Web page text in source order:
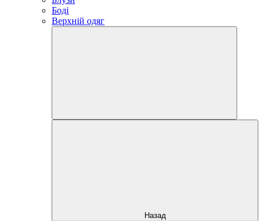
Боді
Верхній одяг
Назад